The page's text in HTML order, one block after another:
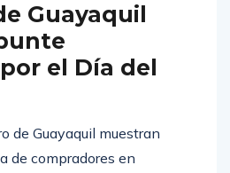
Guayaquil
el Día del
de Guayaquil muestran
de compradores en